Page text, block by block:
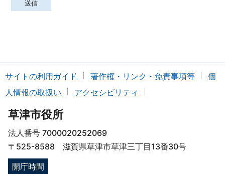
サイトの利用ガイド 著作権・リンク・免責事項等
個
人情報の取扱い
アクセシビリティ
草津市役所
法人番号 7000020252069
〒525-8588 滋賀県草津市草津三丁目13番30号
開庁時間